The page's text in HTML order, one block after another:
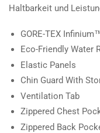
Haltbarkeit und
GORE-TEX
Eco-Friendly Water
Elastic Panels
Chin Guard With
Ventilation Tab
Zippered Chest
Zippered Back